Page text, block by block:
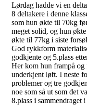
Lørdag hadde vi en
8 deltakere i denne
som hun økte til 70kg
meget solid, og hun
økte til 77kg i siste
God rykkform
godkjente og 5.plass
Her kom hun frampå og
underkjent løft. I neste
problemer og tre
noe som så ut som det
8.plass i sammendraget